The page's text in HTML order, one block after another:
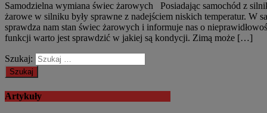
Samodzielna wymiana świec żarowych Posiadając samochód z
żarowe w silniku były sprawne z nadejściem niskich temperatur. W
sprawdza nam stan świec żarowych i informuje nas o
funkcji warto jest sprawdzić w jakiej są kondycji. Zimą może […]
Szukaj:
Artykuły